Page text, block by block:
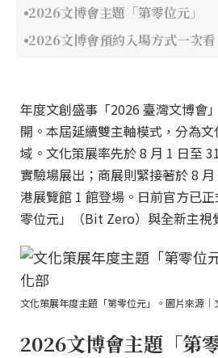
2026文博會主題「第零位元」
2026文博會預約入場方式一次看
年度文創盛事「2026 臺灣文博會
開。本屆延續雙主軸模式，分為
域。文化策展率先於 8 月 1 日至
實驗場展出；商展則緊接著於 8
港展覽館 1 館登場。日前官方已
零位元」（Bit Zero）與全新主視
文化策展年度主題「第零位元」。圖片來源｜
2026文博會主題「第零